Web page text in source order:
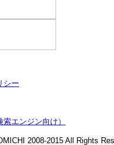
シー
エンジン向け）
2008-2015 All Rights